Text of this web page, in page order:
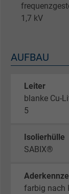
1,7 kV
AUFBAU
Leiter
blanke Cu-
5
Isolierhülle
SABIX®
farbig nach